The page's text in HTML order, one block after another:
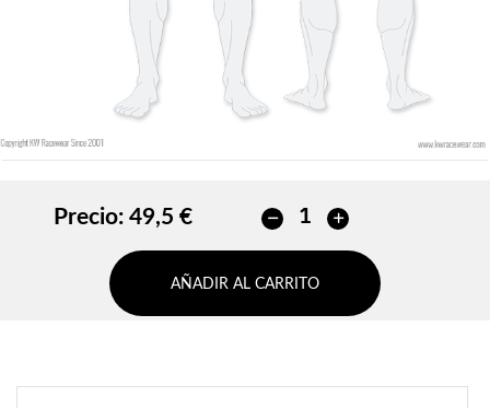
Precio: 49,5 €
AÑADIR AL CARRITO